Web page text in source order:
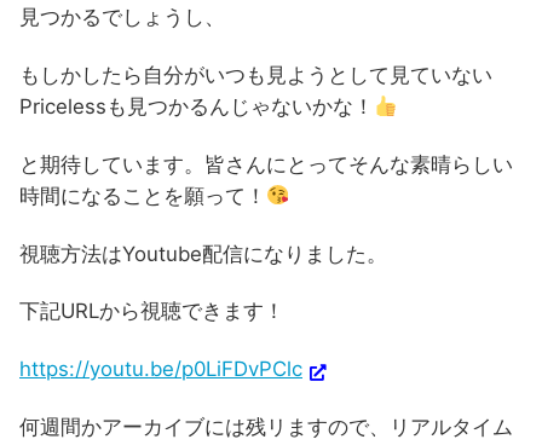
見つかるでしょうし、
もしかしたら自分がいつも見ようとして見ていない
Pricelessも見つかるんじゃないかな！
と期待しています。皆さんにとってそんな素晴らしい
時間になることを願って！
視聴方法はYoutube配信になりました。
下記URLから視聴できます！
https://youtu.be/p0LiFDvPClc
何週間かアーカイブには残リますので、リアルタイム